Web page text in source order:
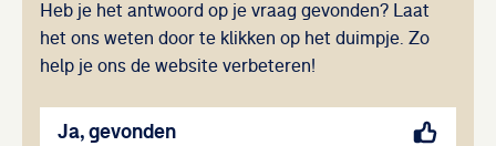
Heb je het antwoord op je vraag gevonden? Laat
het ons weten door te klikken op het duimpje. Zo
help je ons de website verbeteren!
Ja, gevonden